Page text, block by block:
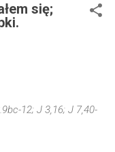
się;
12; J 3,16; J 7,40-